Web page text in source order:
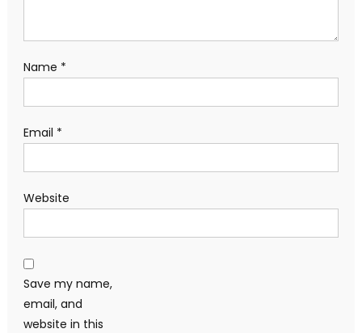
Name *
Email *
Website
Save my name,
email, and
website in this